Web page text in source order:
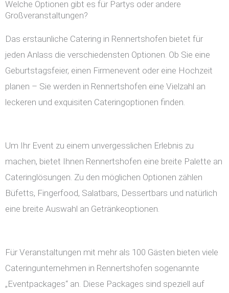
Welche Optionen gibt es für Partys oder andere
Großveranstaltungen?
Das erstaunliche Catering in Rennertshofen bietet für
jeden Anlass die verschiedensten Optionen. Ob Sie eine
Geburtstagsfeier, einen Firmenevent oder eine Hochzeit
planen – Sie werden in Rennertshofen eine Vielzahl an
leckeren und exquisiten Cateringoptionen finden.
Um Ihr Event zu einem unvergesslichen Erlebnis zu
machen, bietet Ihnen Rennertshofen eine breite Palette an
Cateringlösungen. Zu den möglichen Optionen zählen
Büfetts, Fingerfood, Salatbars, Dessertbars und natürlich
eine breite Auswahl an Getränkeoptionen.
Für Veranstaltungen mit mehr als 100 Gästen bieten viele
Cateringunternehmen in Rennertshofen sogenannte
„Eventpackages“ an. Diese Packages sind speziell auf